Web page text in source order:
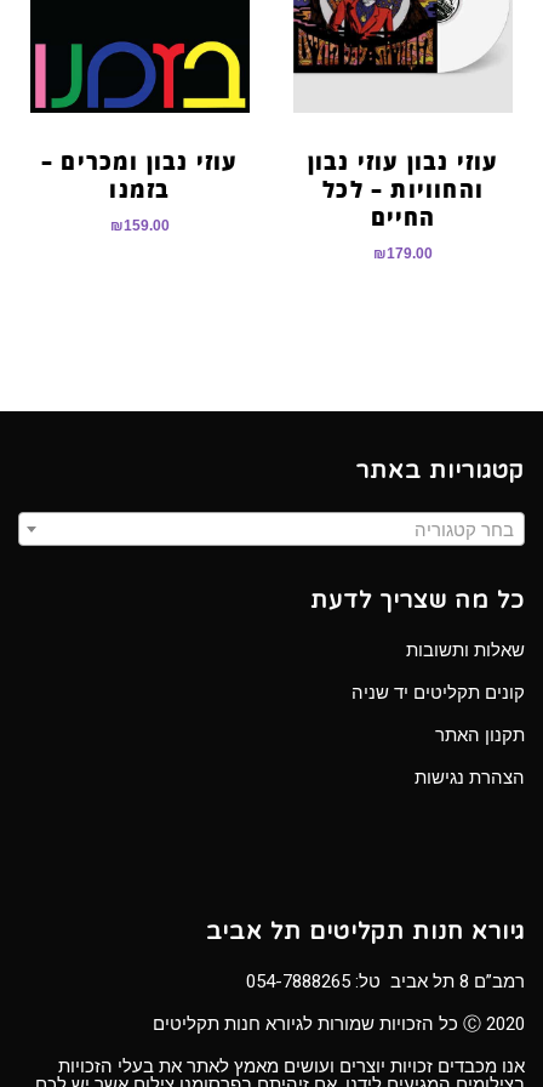
הוסף קו תחתון לקישורים
סמן קישורים
לאפס
cached
עוזי נבון עוזי נבון
והחוויות – לכל
החיים
₪179.00
עוזי נבון ומכרים –
בזמנו
₪159.00
קטגוריות באתר
בחר קטגוריה
כל מה שצריך לדעת
שאלות ותשובות
קונים תקליטים יד שניה
תקנון האתר
הצהרת נגישות
גיורא חנות תקליטים תל אביב
רמב”ם 8 תל אביב טל:
054-7888265
Ⓒ 2020 כל הזכויות שמורות לגיורא חנות תקליטים
אנו מכבדים זכויות יוצרים ועושים מאמץ לאתר את בעלי הזכויות